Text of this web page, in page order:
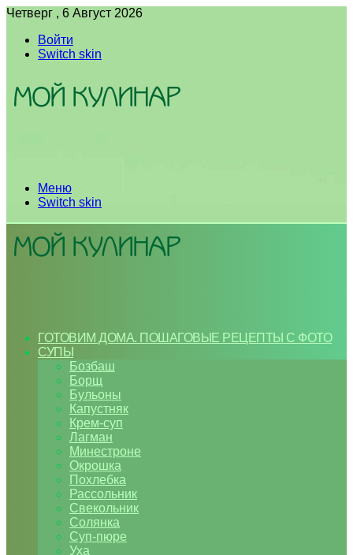
Четверг , 6 Август 2026
Войти
Switch skin
Меню
Switch skin
ГОТОВИМ ДОМА. ПОШАГОВЫЕ РЕЦЕПТЫ С ФОТО
СУПЫ
Бозбаш
Борщ
Бульоны
Капустняк
Крем-суп
Лагман
Минестроне
Окрошка
Похлебка
Рассольник
Свекольник
Солянка
Суп-пюре
Уха